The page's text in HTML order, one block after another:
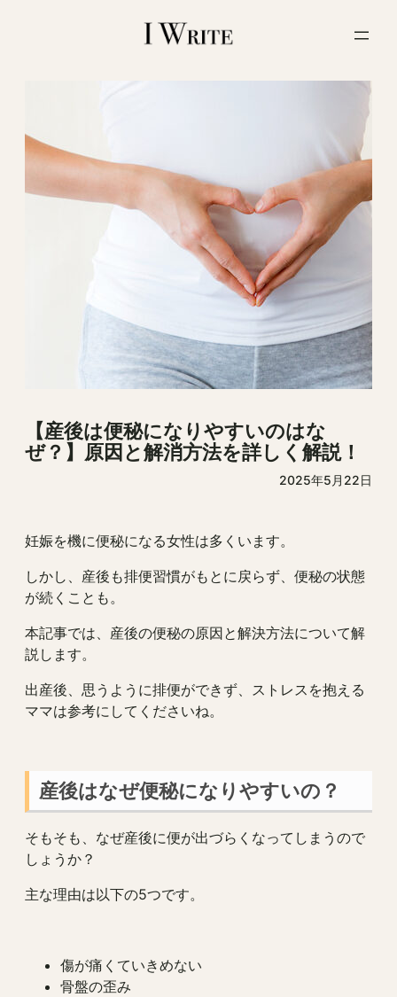
【産後は便秘になりやすいのはな
ぜ？】原因と解消方法を詳しく解説！
2025年5月22日
妊娠を機に便秘になる女性は多くいます。
しかし、産後も排便習慣がもとに戻らず、便秘の状態
が続くことも。
本記事では、産後の便秘の原因と解決方法について解
説します。
出産後、思うように排便ができず、ストレスを抱える
ママは参考にしてくださいね。
産後はなぜ便秘になりやすいの？
そもそも、なぜ産後に便が出づらくなってしまうので
しょうか？
主な理由は以下の5つです。
傷が痛くていきめない
骨盤の歪み